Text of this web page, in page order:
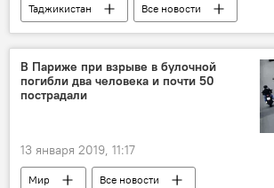
Таджикистан
Все новости
Экономика
Узбекистан
товарооборот
Сироджиддин
переговоры
В Париже при взрыве в булочной
погибли два человека и почти 50
пострадали
13 января 2019, 11:17
Мир
Все новости